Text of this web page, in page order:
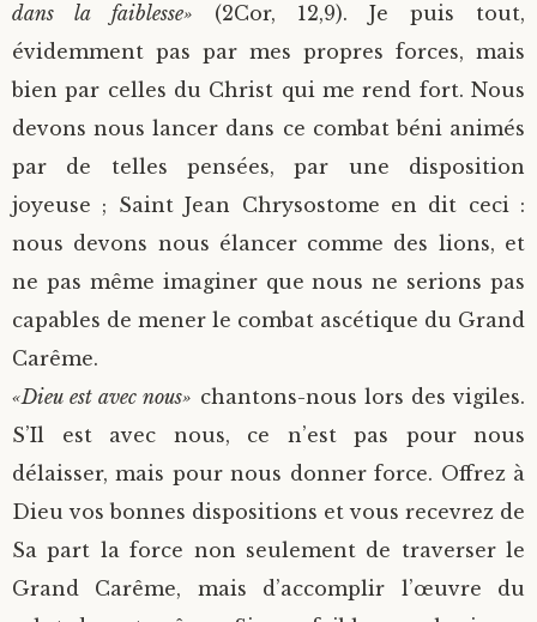
dans la faiblesse» (2Cor, 12,9). Je puis tout,
évidemment pas par mes propres forces, mais
bien par celles du Christ qui me rend fort. Nous
devons nous lancer dans ce combat béni animés
par de telles pensées, par une disposition
joyeuse ; Saint Jean Chrysostome en dit ceci :
nous devons nous élancer comme des lions, et
ne pas même imaginer que nous ne serions pas
capables de mener le combat ascétique du Grand
Carême.
«Dieu est avec nous» chantons-nous lors des vigiles.
S’Il est avec nous, ce n’est pas pour nous
délaisser, mais pour nous donner force. Offrez à
Dieu vos bonnes dispositions et vous recevrez de
Sa part la force non seulement de traverser le
Grand Carême, mais d’accomplir l’œuvre du